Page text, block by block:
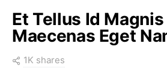
Et Tellus Id
Maecenas Eget
1K shares